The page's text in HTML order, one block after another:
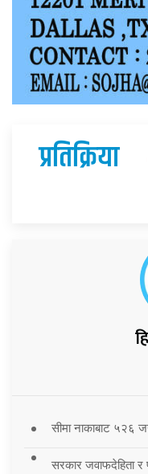
प्रतिक्रिया
सीमा नाकाबाट ५२६
सरकार जवाफदेहिता र